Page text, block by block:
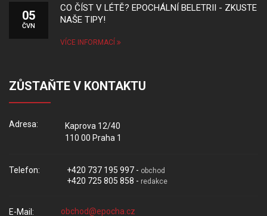
05
ČVN
CO ČÍST V LÉTĚ? EPOCHÁLNÍ BELETRII - ZKUSTE
NAŠE TIPY!
VÍCE INFORMACÍ
ZŮSTAŇTE V KONTAKTU
Adresa:
Kaprova 12/40
110 00 Praha 1
Telefon: +420 737 195 997 - obchod
+420 725 805 858 - redakce
E-Mail: